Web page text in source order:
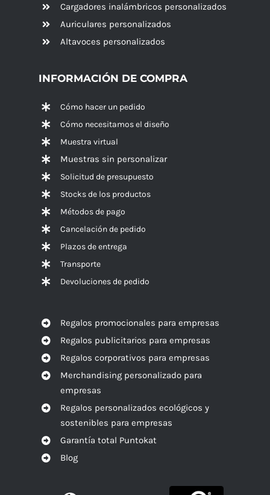
Cargadores inalámbricos personalizados
Auriculares personalizados
Altavoces personalizados
INFORMACIÓN DE COMPRA
Cómo hacer un pedido
Cómo necesitamos el diseño
Muestra virtual
Muestras sin personalizar
Solicitud de presupuesto
Stocks de los productos
Métodos de pago
Cancelación de pedido
Plazos de entrega
Transporte
Devoluciones de pedido
Regalos promocionales para empresas
Regalos publicitarios para empresas
Regalos corporativos para empresas
Merchandising personalizado para
empresas
Regalos personalizados ecológicos y
sostenibles para empresas
Garantía total Puntokat
Blog